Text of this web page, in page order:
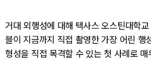
거대 외행성에 대해 텍사스 오스틴대학
블이 지금까지 직접 촬영한 가장 어린 행
형성을 직접 목격할 수 있는 첫 사례로